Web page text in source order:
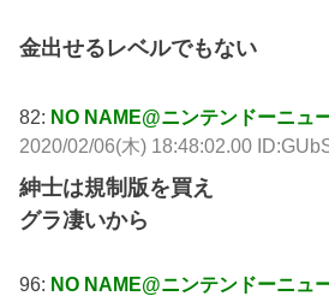
金出せるレベルでもない
82: NO NAME@ニンテンドーニュ
2020/02/06(木) 18:48:02.00
紳士は規制版を買え
グラ凄いから
96: NO NAME@ニンテンドーニュ